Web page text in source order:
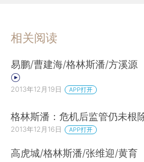
相关阅读
易鹏/曹建海/格林斯潘/方溪源
2013年12月19日 APP打开
格林斯潘：危机后监管仍未根
2013年12月16日 APP打开
高虎城/格林斯潘/张维迎/黄育